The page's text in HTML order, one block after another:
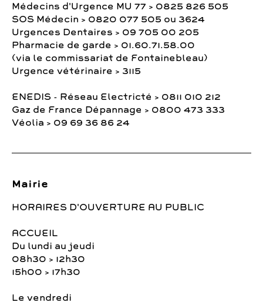
Médecins d'Urgence MU 77 > 0825 826 505
SOS Médecin > 0820 077 505 ou 3624
Urgences Dentaires > 09 705 00 205
Pharmacie de garde > 01.60.71.58.00
(via le commissariat de Fontainebleau)
Urgence vétérinaire > 3115
ENEDIS - Réseau Electricté > 0811 010 212
Gaz de France Dépannage > 0800 473 333
Véolia > 09 69 36 86 24
Mairie
HORAIRES D'OUVERTURE AU PUBLIC
ACCUEIL
Du lundi au jeudi
08h30 > 12h30
15h00 > 17h30
Le vendredi